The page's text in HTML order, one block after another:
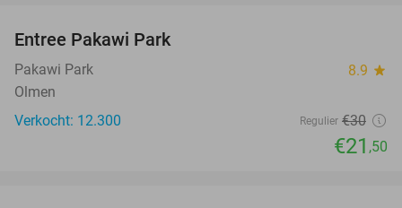
Entree Pakawi Park
Pakawi Park 8.9 star
Olmen
Verkocht: 12.300
Regulier €30
€21 ,50